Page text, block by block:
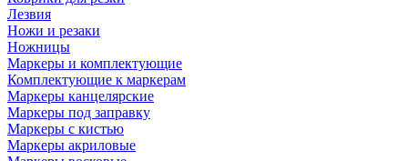
Лезвия
Ножи и резаки
Ножницы
Маркеры и комплектующие
Комплектующие к маркерам
Маркеры канцелярские
Маркеры под заправку
Маркеры с кистью
Маркеры акриловые